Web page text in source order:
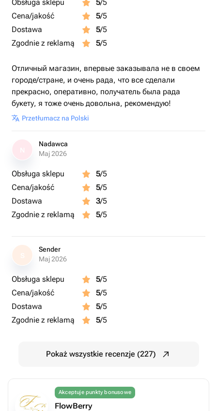
Obsługa sklepu 5/5
Cena/jakość
5/5
Dostawa
5/5
Zgodnie z reklamą
5/5
Отличный магазин, впервые заказывала не в своем
городе/стране, и очень рада, что все сделали
прекрасно, оперативно, получатель была рада
букету, я тоже очень довольна, рекомендую!
Przetłumacz na Polski
Nadawca
Maj 2026
Obsługa sklepu 5/5
Cena/jakość
5/5
Dostawa
3/5
Zgodnie z reklamą
5/5
S
Sender
Maj 2026
Obsługa sklepu 5/5
Cena/jakość
5/5
Dostawa
5/5
Zgodnie z reklamą
5/5
Pokaż wszystkie recenzje (227)
Akceptuje punkty bonusowe
FlowBerry